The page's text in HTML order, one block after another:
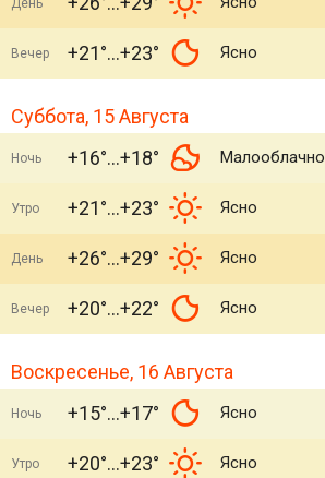
День
Вечер +21° +23° Ясно
Суббота, 15 Августа
Ночь +16° +18° Малооблачно
Утро +21° +23° Ясно
День +26° +29° Ясно
Вечер +20° +22° Ясно
Воскресенье, 16 Августа
Ночь +15° +17° Ясно
Утро +20° +23° Ясно